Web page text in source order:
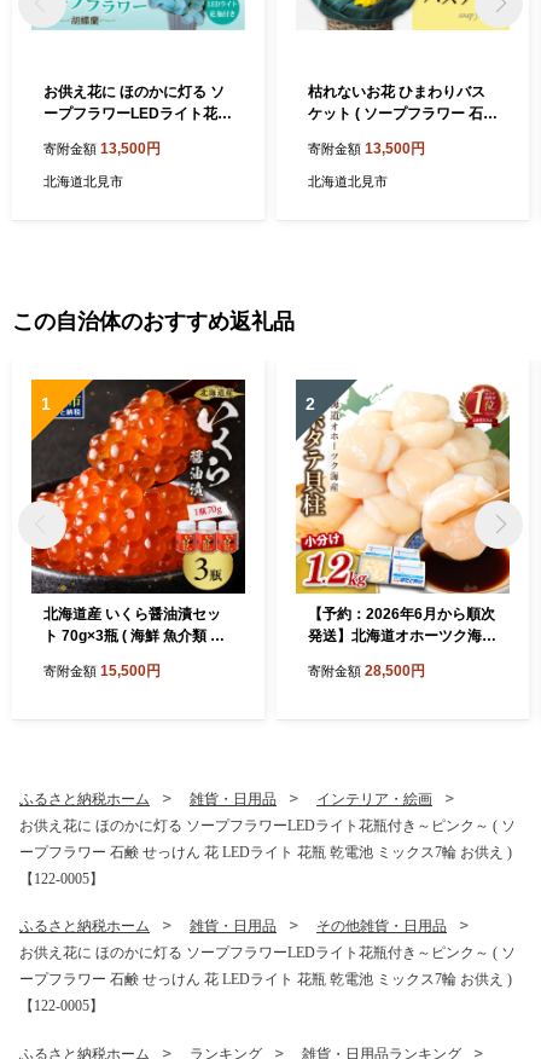
お供え花に ほのかに灯る ソ
ープフラワーLEDライト花瓶
ワー 石鹸 せっけん 花 LEDラ
イト 花瓶 胡蝶蘭 ミックス7
寄附金額 13,500円
北海道北見市
枯れないお花 ひまわりバス
ケット ( ソープフラワー 石鹸
ワー ひまわり ヒマワリ フラ
ワーギフト )【122-0003】
寄附金額 13,500円
北海道北見市
この自治体のおすすめ返礼品
1
北海道産 いくら醤油漬セッ
ト 70g×3瓶 ( 海鮮 魚介類 魚
醤油漬け 海鮮丼 小分け 瓶詰
寄附金額 15,500円
2
【予約：2026年6月から順次
発送】北海道オホーツク海産
鮮 魚介 魚介類 貝 ほたて 刺
寄附金額 28,500円
ふるさと納税ホーム 雑貨・日用品
インテリア・絵画
お供え花に ほのかに灯る ソープフラワーLEDライト花瓶付き～ピンク～ ( ソ
ープフラワー 石鹸 せっけん 花 LEDライト 花瓶 乾電池 ミックス7輪 お供え )
【122-0005】
ふるさと納税ホーム 雑貨・日用品
その他雑貨・日用品
お供え花に ほのかに灯る ソープフラワーLEDライト花瓶付き～ピンク～ ( ソ
ープフラワー 石鹸 せっけん 花 LEDライト 花瓶 乾電池 ミックス7輪 お供え )
【122-0005】
ふるさと納税ホーム ランキング 雑貨・日用品ランキング